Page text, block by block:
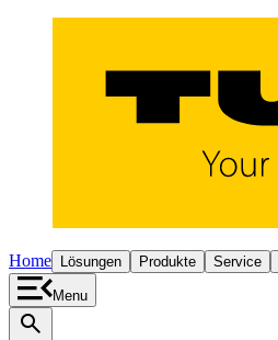
Home Lösungen Produkte Service
Menu
search